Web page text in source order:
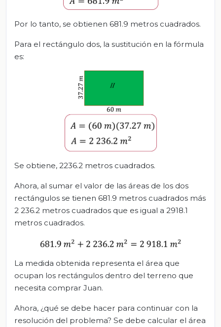
Por lo tanto, se obtienen 681.9 metros cuadrados.
Para el rectángulo dos, la sustitución en la fórmula
es:
Se obtiene, 2236.2 metros cuadrados.
Ahora, al sumar el valor de las áreas de los dos
rectángulos se tienen 681.9 metros cuadrados más
2 236.2 metros cuadrados que es igual a 2918.1
metros cuadrados.
La medida obtenida representa el área que
ocupan los rectángulos dentro del terreno que
necesita comprar Juan.
Ahora, ¿qué se debe hacer para continuar con la
resolución del problema? Se debe calcular el área